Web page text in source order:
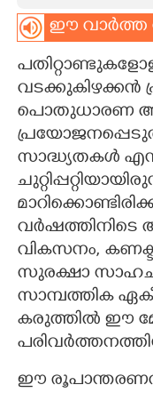
ASTRO
CARTOONS
LITERATURE
CONTACT US
ഈ വാർത്ത
വടക്കുകിഴക്കൻ
പൊതുധാരണ
സാദ്ധ്യതകൾ
വർഷത്തിനിടെ
വികസനം,
സുരക്ഷാ
സാമ്പത്തിക
കരുത്തിൽ ഈ
ഈ